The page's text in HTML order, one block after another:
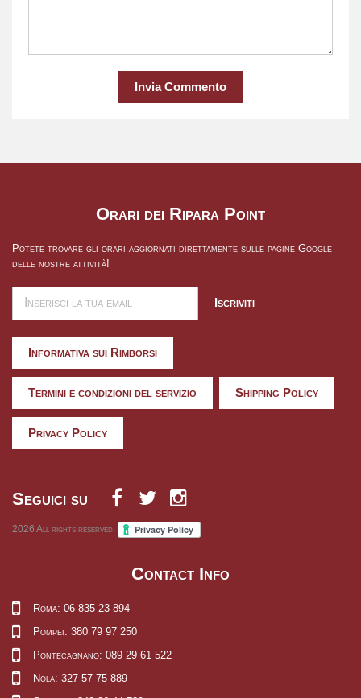
Invia Commento
Orari dei Ripara Point
Potete trovare gli orari aggiornati direttamente sulle pagine Google
delle nostre attività!
Iscriviti
Informativa sui Rimborsi
Termini e condizioni del servizio Shipping Policy
Privacy Policy
Seguici su
2026 All rights reserved.
Contact Info
Roma: 06 835 23 894
Pompei: 380 79 97 250
Pontecagnano: 089 29 61 522
Nola: 327 57 75 889